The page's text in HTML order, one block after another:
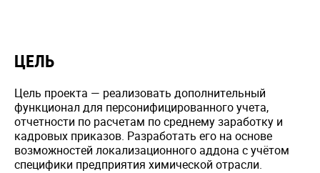
ЦЕЛЬ
Цель проекта — реализовать дополнительный
функционал для персонифицированного учета,
отчетности по расчетам по среднему заработку и
кадровых приказов. Разработать его на основе
возможностей локализационного аддона с учётом
специфики предприятия химической отрасли.